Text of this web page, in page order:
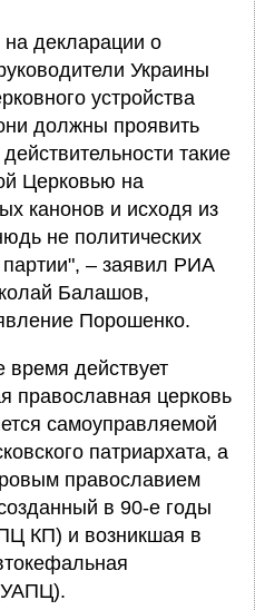
декларации о
Украины
устройства
должны проявить
такие
Церковью на
канонов и исходя из
не политических
– заявил РИА
Балашов,
Порошенко.
время действует
православная церковь
самоуправляемой
патриархата, а
православием
в 90-е годы
КП) и возникшая в